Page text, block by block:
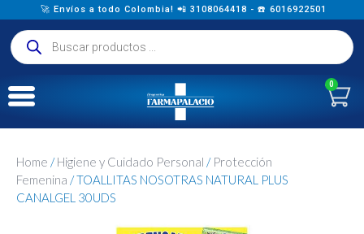
🚀 Envíos a todo Colombia! 📲 3108064418 - ☎️ 6016922501
0
Home /Higiene y Cuidado Personal / Protección
Femenina / TOALLITAS NOSOTRAS NATURAL PLUS
CANALGEL 30UDS